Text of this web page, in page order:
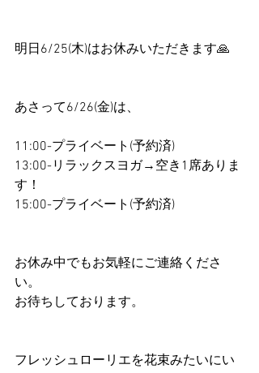
明日6/25(木)はお休みいただきます🙏
あさって6/26(金)は、
11:00-プライベート(予約済)
13:00-リラックスヨガ→空き1席ありま
す！
15:00-プライベート(予約済)
お休み中でもお気軽にご連絡くださ
い。
お待ちしております。
フレッシュローリエを花束みたいにい